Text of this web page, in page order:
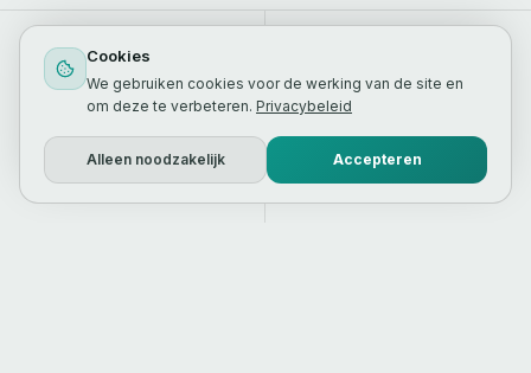
4.2x
GEM. ROAS GEM. CPL DALING
15+
ACCOUNTS BEHEERD SETUP KOSTEN
Cookies
We gebruiken cookies voor de werking van de site en
om deze te verbeteren. Privacybeleid
Alleen noodzakelijk Accepteren